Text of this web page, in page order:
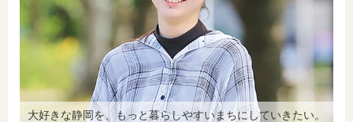
大好きな静岡を、もっと暮らしやすいまちにしていきたい。